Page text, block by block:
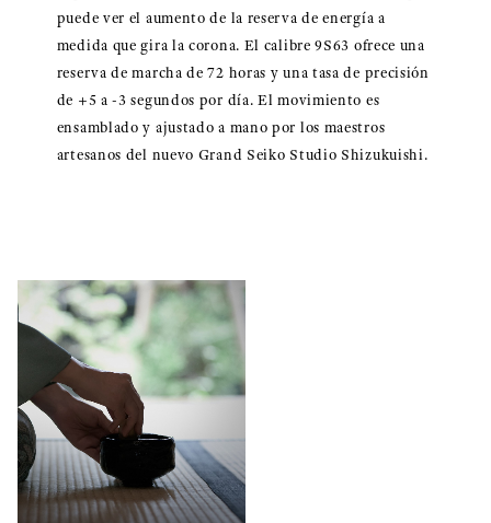
puede ver el aumento de la reserva de energía a
medida que gira la corona. El calibre 9S63 ofrece una
reserva de marcha de 72 horas y una tasa de precisión
de +5 a -3 segundos por día. El movimiento es
ensamblado y ajustado a mano por los maestros
artesanos del nuevo Grand Seiko Studio Shizukuishi.